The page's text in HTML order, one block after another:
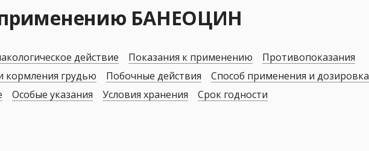
применению БАНЕОЦИН
действие Показания к применению
Противопоказания
кормления грудью
Побочные действия Способ применения и дозировка
Особые указания Условия хранения Срок годности